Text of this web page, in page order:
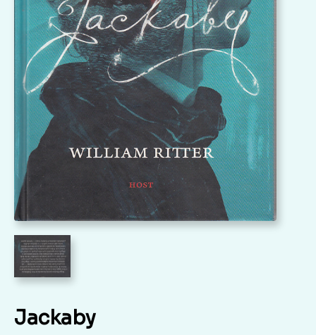
Jackaby